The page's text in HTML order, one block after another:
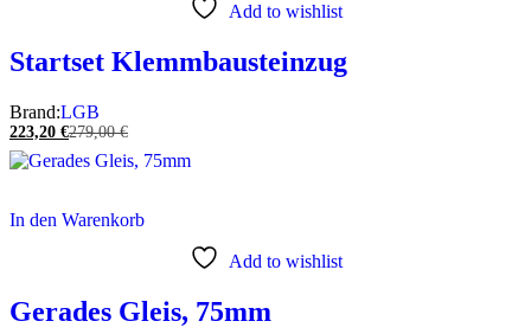
Add to wishlist
Startset Klemmbausteinzug
Brand:LGB
223,20 €279,00€
In den Warenkorb
Add to wishlist
Gerades Gleis, 75mm